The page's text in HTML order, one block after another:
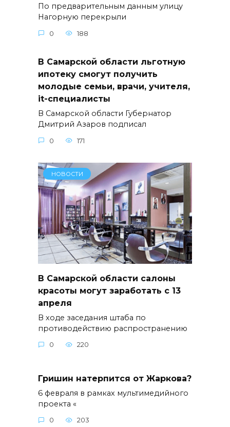
По предварительным данным улицу
Нагорную перекрыли
0 188
В Самарской области льготную
ипотеку смогут получить
молодые семьи, врачи, учителя,
it-специалисты
В Самарской области Губернатор
Дмитрий Азаров подписал
0 171
НОВОСТИ
В Самарской области салоны
красоты могут заработать с 13
апреля
В ходе заседания штаба по
противодействию распространению
0 220
Гришин натерпится от Жаркова?
6 февраля в рамках мультимедийного
проекта «
0 203